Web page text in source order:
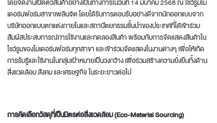
โดยจัดงานเปิดตัวสินค้าอย่างเป็นทางการในวันที่ 14 มีนาคม 2568 ณ โชว์รูมโม
เดอร์นฟอร์มสาขาเพลินจิต โดยได้รับการตอบรับอย่างดีจากนักออกแบบจาก
บริษัทออกแบบตกแต่งภายในและสถาปัตยกรรมชั้นนำของประเทศที่ได้เข้าร่วม
สัมผัสประสบการณ์การใช้งานและทดลองสินค้า พร้อมกับการจัดแสดงสินค้าใน
โชว์รูมของโมเดอร์นฟอร์มทุกสาขา และเข้าร่วมจัดแสดงในงานต่างๆ เพื่อให้เกิด
การรับรู้และใช้งานในกลุ่มเป้าหมายเป็นวงกว้าง เพื่อร่วมสร้างความยั่งยืนทั้งด้าน
สิ่งแวดล้อม สังคม และเศรษฐกิจ ในระยะยาวต่อไป
การคัดเลือกวัสดุที่เป็นมิตรต่อสิ่งแวดล้อม (Eco-Material Sourcing)